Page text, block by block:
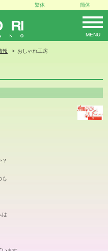
MENU
繁体 簡体
報 おしゃれ工房
？
も
は